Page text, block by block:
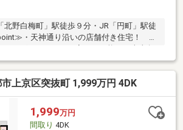
野白梅町」駅徒歩９分・JR「円町」駅徒
・天神通り沿いの店舗付き住宅！ サ
通）は約5.78ｍございます♪・即入居可能
の生活便利地♪≪周辺施設≫・フレスコ…歩
…歩１３分・ローソン…歩５分・ダックス…
…歩２分＼リフォームのご相談も承ってお
上京区突抜町 1,999万円 4DK
1,999万円
間取り 4DK